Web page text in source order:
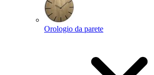
Orologio da parete